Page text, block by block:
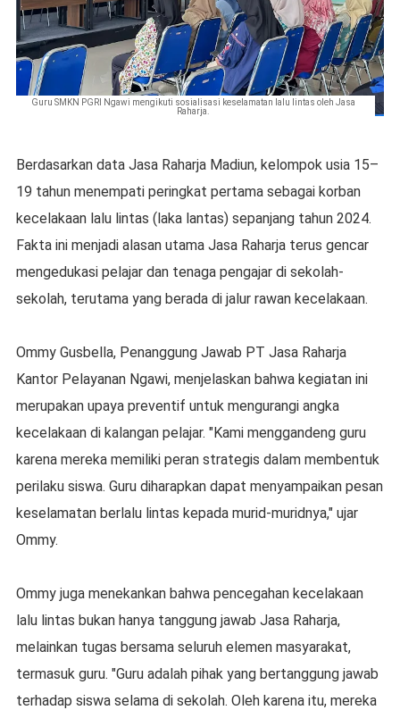
Guru SMKN PGRI Ngawi mengikuti sosialisasi keselamatan lalu lintas oleh Jasa
Raharja.
Berdasarkan data Jasa Raharja Madiun, kelompok usia 15–
19 tahun menempati peringkat pertama sebagai korban
kecelakaan lalu lintas (laka lantas) sepanjang tahun 2024.
Fakta ini menjadi alasan utama Jasa Raharja terus gencar
mengedukasi pelajar dan tenaga pengajar di sekolah-
sekolah, terutama yang berada di jalur rawan kecelakaan.
Ommy Gusbella, Penanggung Jawab PT Jasa Raharja
Kantor Pelayanan Ngawi, menjelaskan bahwa kegiatan ini
merupakan upaya preventif untuk mengurangi angka
kecelakaan di kalangan pelajar. "Kami menggandeng guru
karena mereka memiliki peran strategis dalam membentuk
perilaku siswa. Guru diharapkan dapat menyampaikan pesan
keselamatan berlalu lintas kepada murid-muridnya," ujar
Ommy.
Ommy juga menekankan bahwa pencegahan kecelakaan
lalu lintas bukan hanya tanggung jawab Jasa Raharja,
melainkan tugas bersama seluruh elemen masyarakat,
termasuk guru. "Guru adalah pihak yang bertanggung jawab
terhadap siswa selama di sekolah. Oleh karena itu, mereka